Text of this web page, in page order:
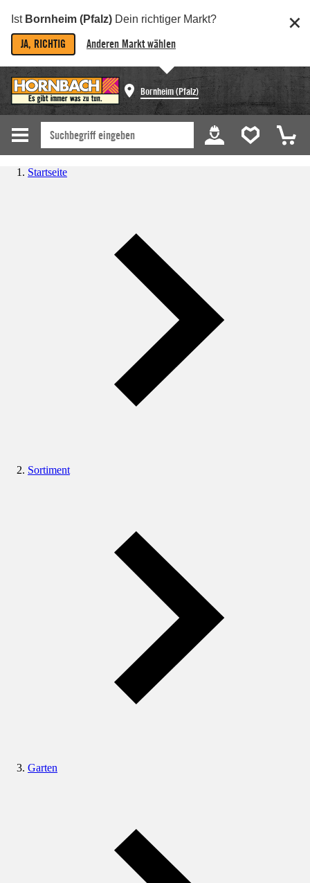
Ist Bornheim (Pfalz) Dein richtiger Markt?
JA, RICHTIG Anderen Markt wählen
Bornheim (Pfalz)
Startseite
Sortiment
Garten